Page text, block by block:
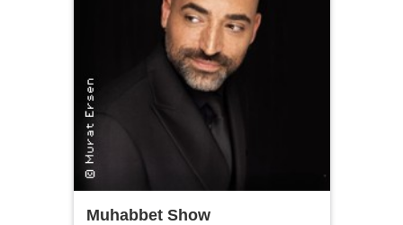
Muhabbet Show